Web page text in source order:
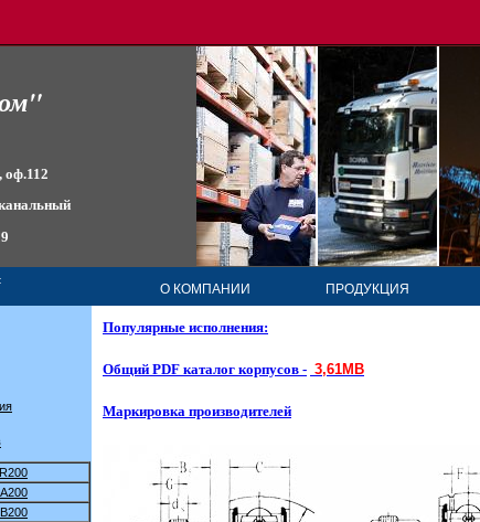
оф.112
Urban
О КОМПАНИИ ПРОДУКЦИЯ
Популярные исполнения:
Общий PDF каталог корпусов - 3,61MB
Маркировка производителей